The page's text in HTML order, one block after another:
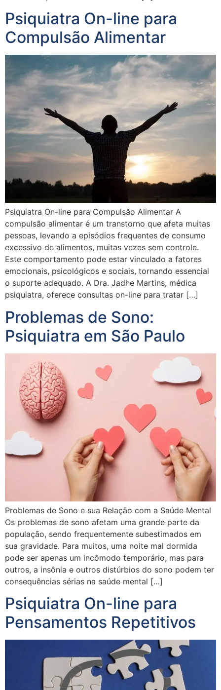
Psiquiatra On-line para
Compulsão Alimentar
Psiquiatra On-line para Compulsão Alimentar A
compulsão alimentar é um transtorno que afeta muitas
pessoas, levando a episódios frequentes de consumo
excessivo de alimentos, muitas vezes sem controle.
Este comportamento pode estar vinculado a fatores
emocionais, psicológicos e sociais, tornando essencial
o suporte adequado. A Dra. Jadhe Martins, médica
psiquiatra, oferece consultas on-line para tratar […]
Problemas de Sono:
Psiquiatra em São Paulo
Problemas de Sono e sua Relação com a Saúde Mental
Os problemas de sono afetam uma grande parte da
população, sendo frequentemente subestimados em
sua gravidade. Para muitos, uma noite mal dormida
pode ser apenas um incômodo temporário, mas para
outros, a insônia e outros distúrbios do sono podem ter
consequências sérias na saúde mental […]
Psiquiatra On-line para
Pensamentos Repetitivos